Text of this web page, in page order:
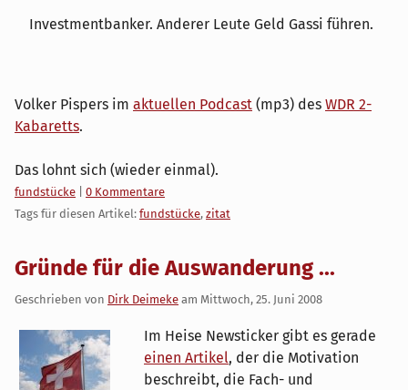
Investmentbanker. Anderer Leute Geld Gassi führen.
Volker Pispers im aktuellen Podcast (mp3) des WDR 2-
Kabaretts.
Das lohnt sich (wieder einmal).
Kategorien:
fundstücke
0 Kommentare
Tags für diesen Artikel: fundstücke, zitat
Gründe für die Auswanderung ...
Geschrieben von Dirk Deimeke am Mittwoch, 25. Juni 2008
Im Heise Newsticker gibt es gerade
einen Artikel, der die Motivation
beschreibt, die Fach- und